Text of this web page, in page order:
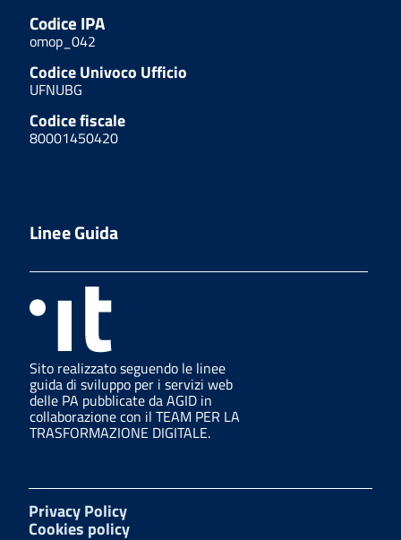
Codice IPA
omop_042
Codice Univoco Ufficio
UFNUBG
Codice fiscale
80001450420
Linee Guida
Sito realizzato seguendo le linee
guida di sviluppo per i servizi web
delle PA pubblicate da AGID in
collaborazione con il TEAM PER LA
TRASFORMAZIONE DIGITALE.
Privacy Policy
Cookies policy